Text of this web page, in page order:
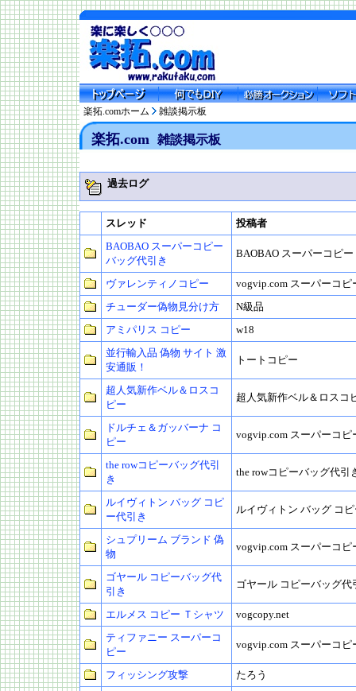
楽拓.comホーム 雑談掲示板
楽拓.com 雑談掲示板
過去ログ
スレッド
投稿者
BAOBAO スーパーコピー
バッグ代引き
BAOBAO スーパーコピ
ヴァレンティノコピー
vogvip.com スーパーコピ
チューダー偽物見分け方
N級品
アミパリス コピー
w18
並行輸入品 偽物 サイト 激
安通販！
トートコピー
超人気新作ベル＆ロスコ
ピー
超人気新作ベル＆ロスコ
ドルチェ＆ガッバーナ コ
ピー
vogvip.com スーパーコピ
the rowコピーバッグ代引
き
the rowコピーバッグ代引
ルイヴィトン バッグ コピ
ー代引き
ルイヴィトン バッグ コ
シュプリーム ブランド 偽
物
vogvip.com スーパーコピ
ゴヤール コピーバッグ代
引き
ゴヤール コピーバッグ代
エルメス コピー Ｔシャツ
vogcopy.net
ティファニー スーパーコ
ピー
vogvip.com スーパーコピ
フィッシング攻撃
たろう